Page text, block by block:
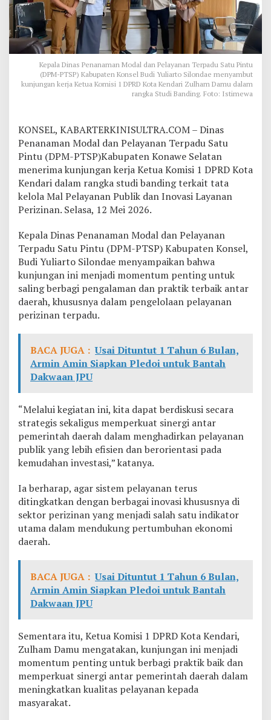
R
j
u
k
a
n
a
a
n
a
n
P
u
b
i
k
D
P
R
D
d
a
r
k
u
k
a
n
K
n
e
r
Kepala Dinas Penanaman Modal dan Pelayanan Terpadu Satu Pintu
(DPM-PTSP) Kabupaten Konsel Budi Yuliarto Silondae menyambut
kunjungan kerja Ketua Komisi 1 DPRD Kota Kendari Zulham Damu dalam
rangka Studi Banding. Foto: Istimewa
KONSEL, KABARTERKINISULTRA.COM – Dinas
Penanaman Modal dan Pelayanan Terpadu Satu
Pintu (DPM-PTSP)Kabupaten Konawe Selatan
menerima kunjungan kerja Ketua Komisi 1 DPRD Kota
Kendari dalam rangka studi banding terkait tata
kelola Mal Pelayanan Publik dan Inovasi Layanan
Perizinan. Selasa, 12 Mei 2026.
Kepala Dinas Penanaman Modal dan Pelayanan
Terpadu Satu Pintu (DPM-PTSP) Kabupaten Konsel,
Budi Yuliarto Silondae menyampaikan bahwa
kunjungan ini menjadi momentum penting untuk
saling berbagi pengalaman dan praktik terbaik antar
daerah, khususnya dalam pengelolaan pelayanan
perizinan terpadu.
BACA JUGA : Usai Dituntut 1 Tahun 6 Bulan,
Armin Amin Siapkan Pledoi untuk Bantah
Dakwaan JPU
“Melalui kegiatan ini, kita dapat berdiskusi secara
strategis sekaligus memperkuat sinergi antar
pemerintah daerah dalam menghadirkan pelayanan
publik yang lebih efisien dan berorientasi pada
kemudahan investasi,” katanya.
Ia berharap, agar sistem pelayanan terus
ditingkatkan dengan berbagai inovasi khususnya di
sektor perizinan yang menjadi salah satu indikator
utama dalam mendukung pertumbuhan ekonomi
daerah.
BACA JUGA : Usai Dituntut 1 Tahun 6 Bulan,
Armin Amin Siapkan Pledoi untuk Bantah
Dakwaan JPU
Sementara itu, Ketua Komisi 1 DPRD Kota Kendari,
Zulham Damu mengatakan, kunjungan ini menjadi
momentum penting untuk berbagi praktik baik dan
memperkuat sinergi antar pemerintah daerah dalam
meningkatkan kualitas pelayanan kepada
masyarakat.